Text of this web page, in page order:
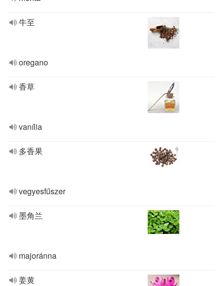
牛至
oregano
香草
vanília
多香果
vegyesfűszer
墨角兰
majoránna
姜黄